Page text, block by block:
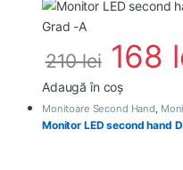
210lei 168
Adaugă în coș
Monitoare Second Hand,
Monitor LED second hand